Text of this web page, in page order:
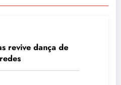
revive dança de